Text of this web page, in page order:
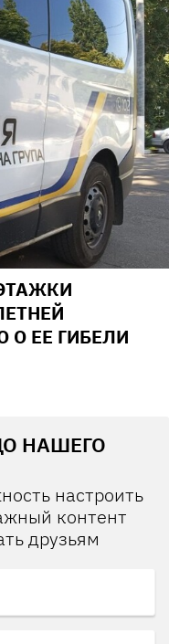
О ЕЕ ГИБЕЛИ
НАШЕГО
настроить
контент
друзьям